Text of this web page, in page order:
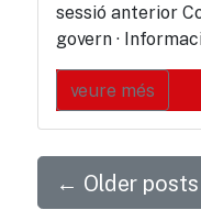
sessió anterior
govern ·
veure més
← Older posts